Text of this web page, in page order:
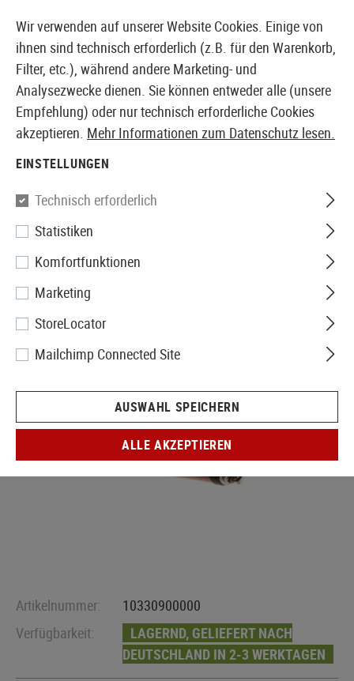
EUROPÄISCHER AIRSOFT SHOP & GROßHÄNDLER
AIM
High Torque-Up Motor Short
Type
Artikelnummer:
10330900000
Verfügbarkeit:
LAGERND, GELIEFERT NACH
DEUTSCHLAND IN 2-3 WERKTAGEN
Wir verwenden auf unserer Website Cookies. Einige von
ihnen sind technisch erforderlich (z.B. für den Warenkorb,
Filter, etc.), während andere Marketing- und
Analysezwecke dienen. Sie können entweder alle (unsere
Empfehlung) oder nur technisch erforderliche Cookies
akzeptieren. Mehr Informationen zum Datenschutz lesen.
EINSTELLUNGEN
Technisch erforderlich
Statistiken
Komfortfunktionen
Marketing
StoreLocator
Mailchimp Connected Site
AUSWAHL SPEICHERN
ALLE AKZEPTIEREN